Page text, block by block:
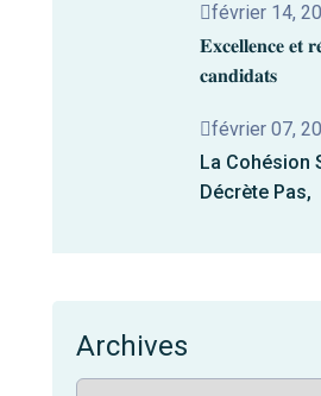
février 14,
𝐄𝐱𝐜𝐞𝐥𝐥𝐞𝐧𝐜𝐞 𝐞𝐭
𝐜𝐚𝐧𝐝𝐢𝐝𝐚𝐭𝐬
février 07,
La Cohésion
Décrète Pas,
Archives